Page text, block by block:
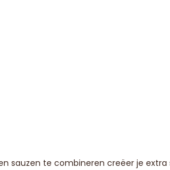
sauzen te combineren creëer je